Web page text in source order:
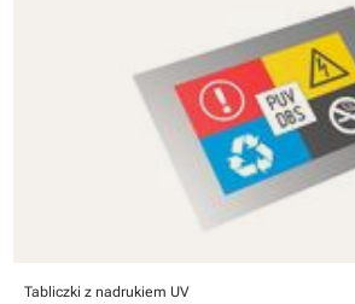
Tabliczki z nadrukiem UV